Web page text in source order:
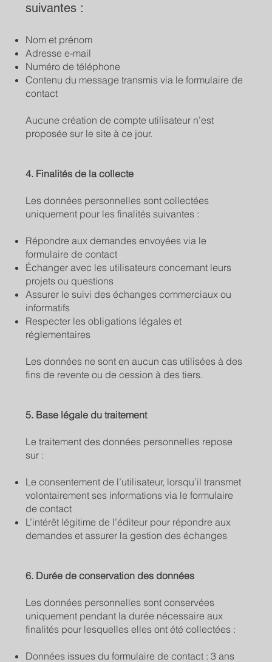
suivantes :
Nom et prénom
Adresse e-mail
Numéro de téléphone
Contenu du message transmis via le formulaire de
contact
Aucune création de compte utilisateur n’est
proposée sur le site à ce jour.
4. Finalités de la collecte
Les données personnelles sont collectées
uniquement pour les finalités suivantes :
Répondre aux demandes envoyées via le
formulaire de contact
Échanger avec les utilisateurs concernant leurs
projets ou questions
Assurer le suivi des échanges commerciaux ou
informatifs
Respecter les obligations légales et
réglementaires
Les données ne sont en aucun cas utilisées à des
fins de revente ou de cession à des tiers.
5. Base légale du traitement
Le traitement des données personnelles repose
sur :
Le consentement de l’utilisateur, lorsqu’il transmet
volontairement ses informations via le formulaire
de contact
L’intérêt légitime de l’éditeur pour répondre aux
demandes et assurer la gestion des échanges
6. Durée de conservation des données
Les données personnelles sont conservées
uniquement pendant la durée nécessaire aux
finalités pour lesquelles elles ont été collectées :
Données issues du formulaire de contact : 3 ans